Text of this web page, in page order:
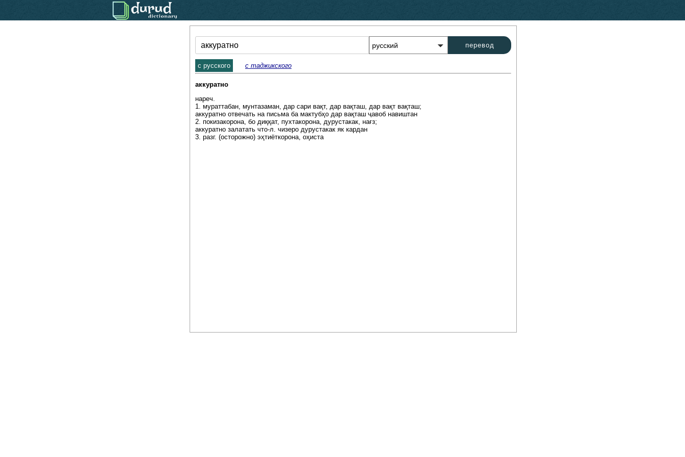
перевод
c русского с таджикского
аккуратно
нареч.
1. мураттабан, мунтазаман, дар сари вақт, дар вақташ, дар вақт вақташ;
аккуратно отвечать на письма ба мактубҳо дар вақташ ҷавоб навиштан
2. покизакорона, бо диққат, пухтакорона, дурустакак, нағз;
аккуратно залатать что-л. чизеро дурустакак як кардан
3. разг. (осторожно) эҳтиёткорона, оҳиста